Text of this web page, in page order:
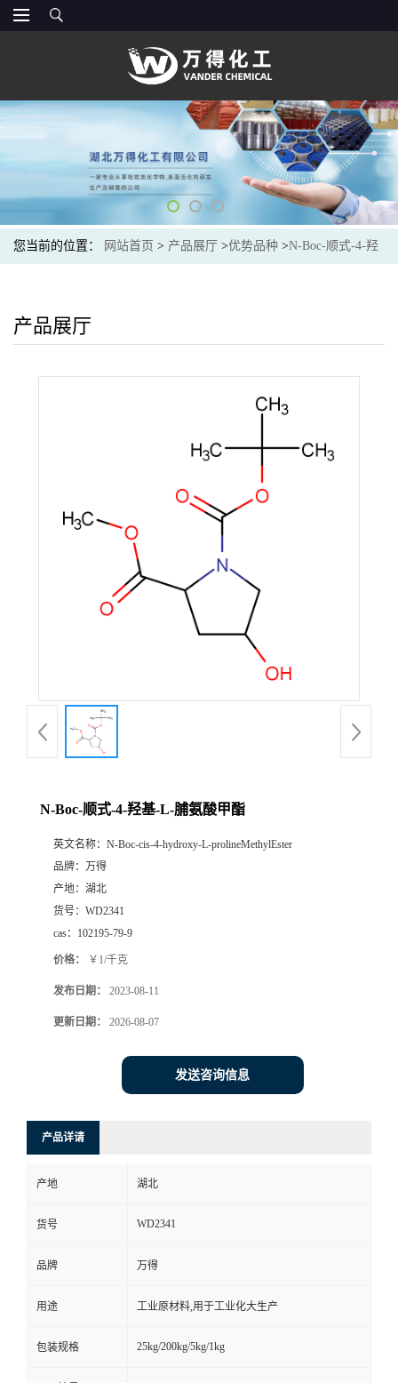
您当前的位置： 网站首页 > 产品展厅 >优势品种 >N-Boc-顺式-4-羟
产品展厅
N-Boc-顺式-4-羟基-L-脯氨酸甲酯
英文名称： N-Boc-cis-4-hydroxy-L-prolineMethylEster
品牌： 万得
产地： 湖北
货号： WD2341
cas： 102195-79-9
价格： ￥1/千克
发布日期： 2023-08-11
更新日期： 2026-08-07
发送咨询信息
产品详请
产地 湖北
货号 WD2341
品牌 万得
用途 工业原材料,用于工业化大生产
包装规格 25kg/200kg/5kg/1kg